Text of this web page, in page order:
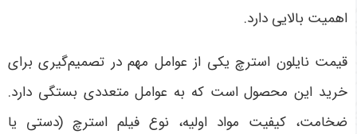
اهمیت بالایی دارد.
قیمت نایلون استرچ یکی از عوامل مهم در تصمیم‌گیری برای
خرید این محصول است که به عوامل متعددی بستگی دارد.
ضخامت، کیفیت مواد اولیه، نوع فیلم استرچ (دستی یا